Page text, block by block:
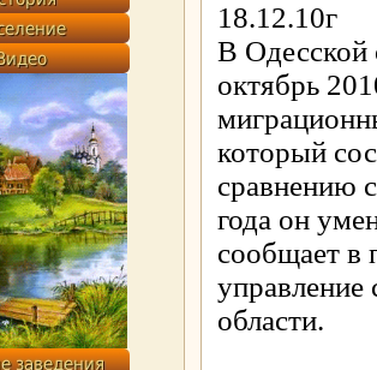
18.12.10г
В Одесской
октябрь
который
сравнению
года он
сообщает в
управление
области.